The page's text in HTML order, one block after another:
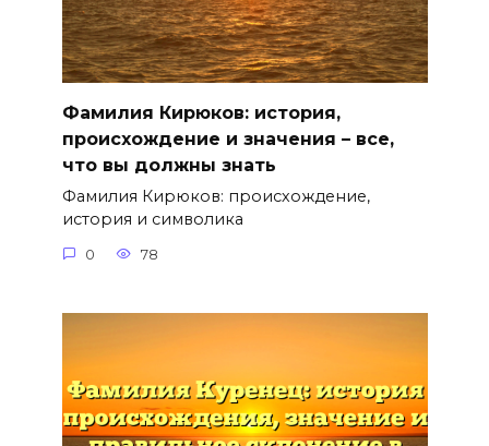
Фамилия Кирюков: история,
происхождение и значения – все,
что вы должны знать
Фамилия Кирюков: происхождение,
история и символика
0 78